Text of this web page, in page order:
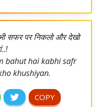
सफर पर निकलो और देखो
bahut hai kabhi safr
khushiyan.